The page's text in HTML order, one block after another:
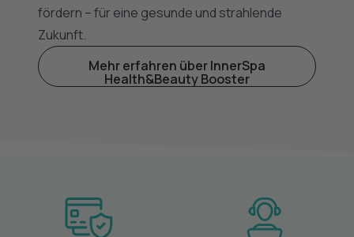
fördern – für eine gesunde und strahlende
Zukunft.
Mehr erfahren über InnerSpa
Health&Beauty Booster